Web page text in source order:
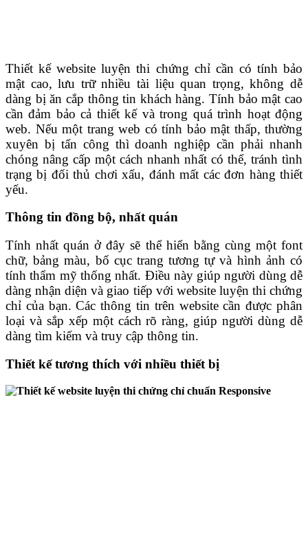
Thiết kế website luyện thi chứng chỉ cần có tính bảo
mật cao, lưu trữ nhiều tài liệu quan trọng, không dễ
dàng bị ăn cắp thông tin khách hàng. Tính bảo mật cao
cần đảm bảo cả thiết kế và trong quá trình hoạt động
web. Nếu một trang web có tính bảo mật thấp, thường
xuyên bị tấn công thì doanh nghiệp cần phải nhanh
chóng nâng cấp một cách nhanh nhất có thể, tránh tình
trạng bị đối thủ chơi xấu, đánh mất các đơn hàng thiết
yếu.
Thông tin đồng bộ, nhất quán
Tính nhất quán ở đây sẽ thể hiển bằng cùng một font
chữ, bảng màu, bố cục trang tương tự và hình ảnh có
tính thẩm mỹ thống nhất. Điều này giúp người dùng dễ
dàng nhận diện và giao tiếp với website luyện thi chứng
chỉ của bạn. Các thông tin trên website cần được phân
loại và sắp xếp một cách rõ ràng, giúp người dùng dễ
dàng tìm kiếm và truy cập thông tin.
Thiết kế tương thích với nhiều thiết bị